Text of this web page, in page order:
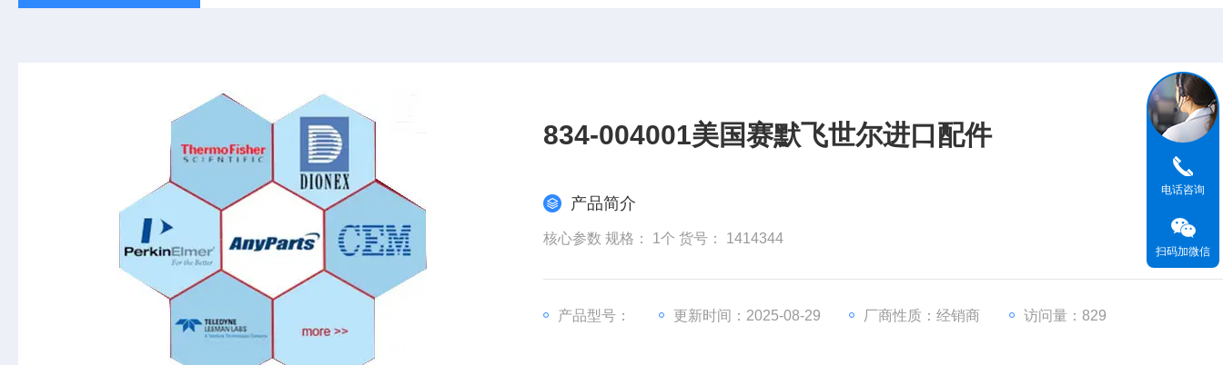
834-004001美国赛默飞世尔进口配件
产品简介
核心参数 规格： 1个 货号： 1414344
产品型号： 更新时间：2025-08-29 厂商性质：经销商 访问量：829
电话咨询
扫码加微信